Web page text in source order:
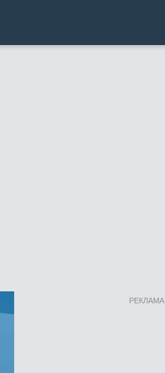
РЕКЛАМА